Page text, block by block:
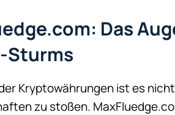
Das
Sturms
Kryptowährungen ist es
zu stoßen.